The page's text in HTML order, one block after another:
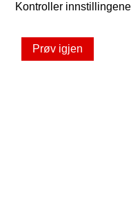
Kontroller
Prøv igjen